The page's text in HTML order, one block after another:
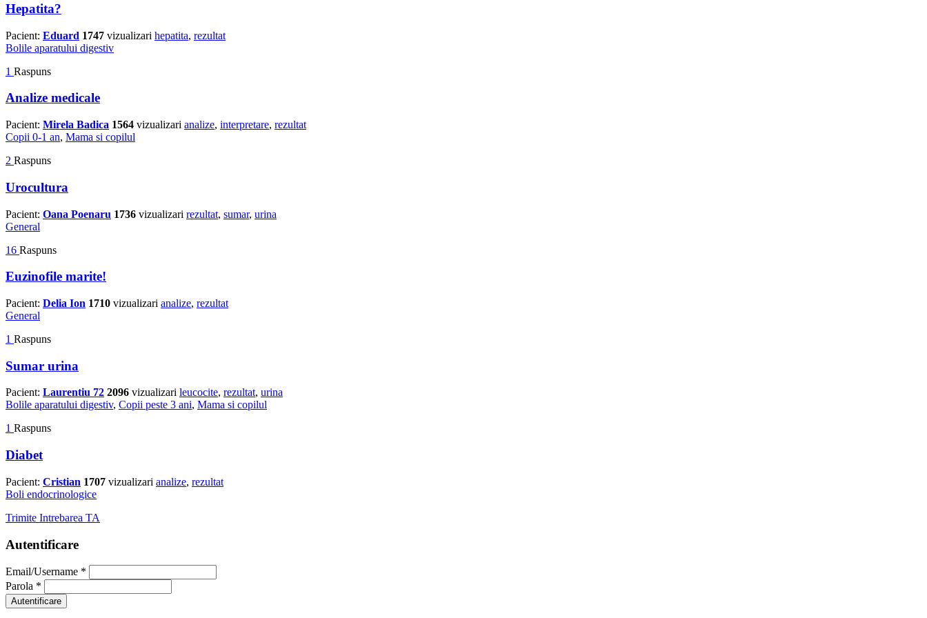
Hepatita?
Pacient: Eduard 1747 vizualizari hepatita, rezultat
Bolile aparatului digestiv
1 Raspuns
Analize medicale
Pacient: Mirela Badica 1564 vizualizari analize, interpretare, rezultat
Copii 0-1 an, Mama si copilul
2 Raspuns
Urocultura
Pacient: Oana Poenaru 1736 vizualizari rezultat, sumar, urina
General
16 Raspuns
Euzinofile marite!
Pacient: Delia Ion 1710 vizualizari analize, rezultat
General
1 Raspuns
Sumar urina
Pacient: Laurentiu 72 2096 vizualizari leucocite, rezultat, urina
Bolile aparatului digestiv, Copii peste 3 ani, Mama si copilul
1 Raspuns
Diabet
Pacient: Cristian 1707 vizualizari analize, rezultat
Boli endocrinologice
Trimite Intrebarea TA
Autentificare
Email/Username *
Parola *